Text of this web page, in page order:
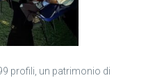
profili, un patrimonio di